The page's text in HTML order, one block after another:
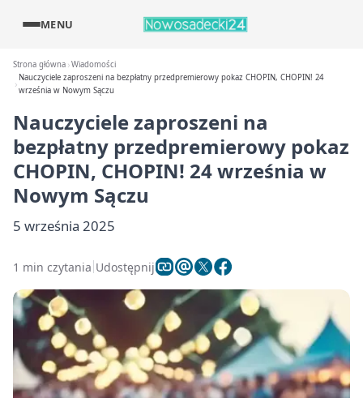
MENU
Strona główna Wiadomości
Nauczyciele zaproszeni na bezpłatny przedpremierowy pokaz CHOPIN, CHOPIN! 24
września w Nowym Sączu
Nauczyciele zaproszeni na
bezpłatny przedpremierowy pokaz
CHOPIN, CHOPIN! 24 września w
Nowym Sączu
5 września 2025
1 min czytania Udostępnij